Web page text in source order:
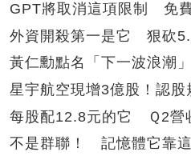
GPT將取消這項限制 免
外資開殺第一是它 狠砍
黃仁勳點名「下一波浪潮
星宇航空現增3億股！認股
每股配12.8元的它 Ｑ2營
不是群聯！ 記憶體它靠